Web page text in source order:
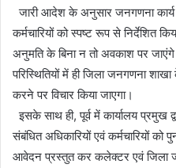
जारी आदेश के अनुसार जनगणना कार्य
कर्मचारियों को स्पष्ट रूप से निर्देशित
अनुमति के बिना न तो अवकाश पर
परिस्थितियों में ही जिला जनगणना
करने पर विचार किया जाएगा।
इसके साथ ही, पूर्व में कार्यालय प्रमुख
संबंधित अधिकारियों एवं कर्मचारियों
आवेदन प्रस्तुत कर कलेक्टर एवं जिला